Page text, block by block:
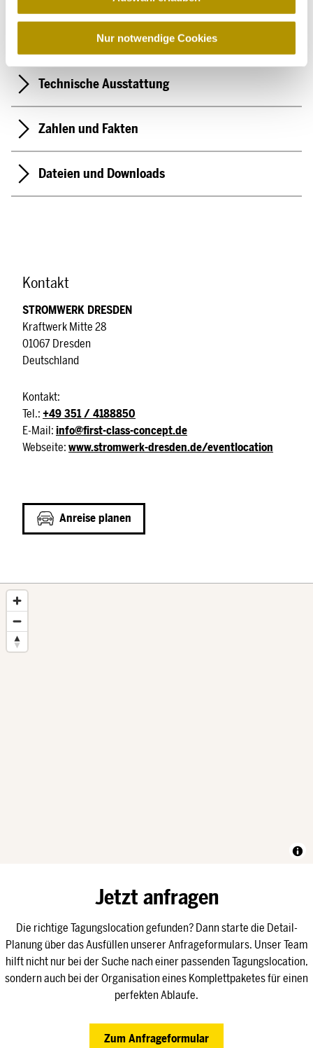
Nur notwendige Cookies
Entfernung zur Haltestelle ÖPNV
Technische Ausstattung
Zahlen und Fakten
Dateien und Downloads
Kontakt
STROMWERK DRESDEN
Kraftwerk Mitte 28
01067 Dresden
Deutschland
Kontakt:
Tel.: +49 351 / 4188850
E-Mail: info@first-class-concept.de
Webseite: www.stromwerk-dresden.de/eventlocation
Anreise planen
Jetzt anfragen
Die richtige Tagungslocation gefunden? Dann starte die Detail-
Planung über das Ausfüllen unserer Anfrageformulars. Unser Team
hilft nicht nur bei der Suche nach einer passenden Tagungslocation,
sondern auch bei der Organisation eines Komplettpaketes für einen
perfekten Ablaufe.
Zum Anfrageformular